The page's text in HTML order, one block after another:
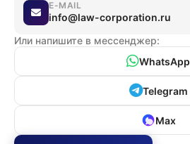
E-MAIL
info@law-corporation.ru
Или напишите в мессенджер:
WhatsApp
Telegram
Max